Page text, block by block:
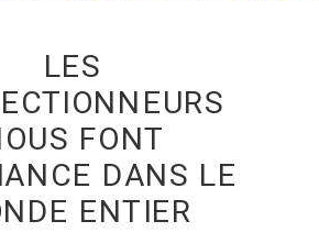
LES
FONT
DANS LE
ENTIER